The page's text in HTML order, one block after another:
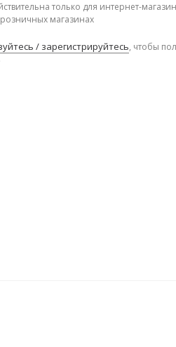
только для интернет-
розничных магазинах
/ зарегистрируйтесь, чтобы